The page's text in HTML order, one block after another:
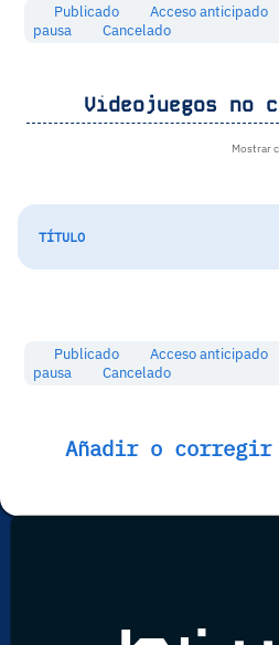
Publicado Acceso anticipado
pausa
Cancelado
Videojuegos no
Mostrar
TÍTULO
Publicado Acceso anticipado
pausa
Cancelado
Añadir o corregir